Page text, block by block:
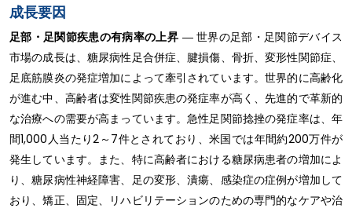
成長要因
足部・足関節疾患の有病率の上昇 ― 世界の足部・足関節デバイス
市場の成長は、糖尿病性足合併症、腱損傷、骨折、変形性関節症、
足底筋膜炎の発症増加によって牽引されています。世界的に高齢化
が進む中、高齢者は変性関節疾患の発症率が高く、先進的で革新的
な治療への需要が高まっています。急性足関節捻挫の発症率は、年
間1,000人当たり2～7件とされており、米国では年間約200万件が
発生しています。また、特に高齢者における糖尿病患者の増加によ
り、糖尿病性神経障害、足の変形、潰瘍、感染症の症例が増加して
おり、矯正、固定、リハビリテーションのための専門的なケアや治